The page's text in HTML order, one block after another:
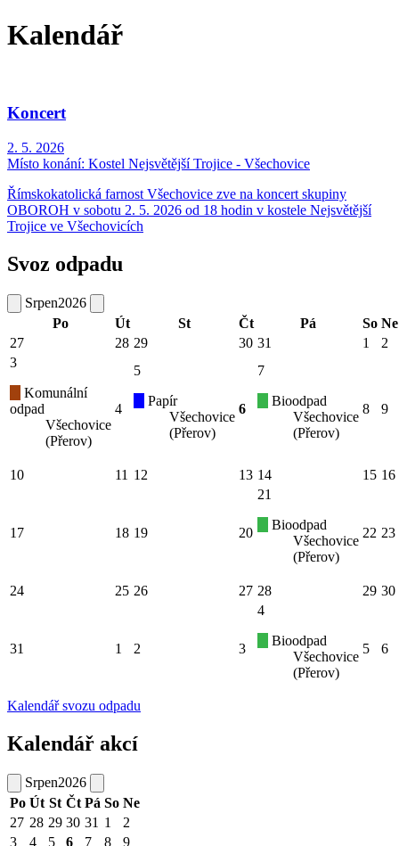
Kalendář
Koncert
2. 5. 2026
Místo konání: Kostel Nejsvětější Trojice - Všechovice
Římskokatolická farnost Všechovice zve na koncert skupiny
OBOROH v sobotu 2. 5. 2026 od 18 hodin v kostele Nejsvětější
Trojice ve Všechovicích
Svoz odpadu
Srpen2026
Po
Út St Čt Pá So Ne
27
28 29 30 31 1
2
3
Komunální
odpad
Všechovice
(Přerov)
4
5
Papír
Všechovice
(Přerov)
6
7
Bioodpad
Všechovice
(Přerov)
8 9
10 11 12 13 14 15 16
17 18 19 20
21
Bioodpad
Všechovice
(Přerov)
22 23
24 25 26 27 28 29 30
31 1 2 3
4
Bioodpad
Všechovice
(Přerov)
5 6
Kalendář svozu odpadu
Kalendář akcí
Srpen2026
Po Út St Čt Pá So Ne
27 28 29 30 31 1
2
3
4 5 6 7 8 9